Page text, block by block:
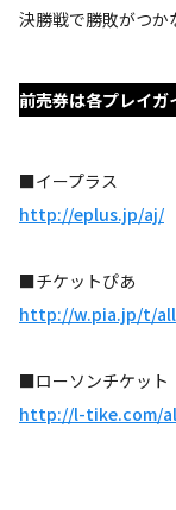
決勝戦で勝敗がつか
前売券は各プレイガ
■イープラス
http://eplus.jp/aj/
■チケットぴあ
http://w.pia.jp/t/
■ローソンチケット
http://l-tike.com/